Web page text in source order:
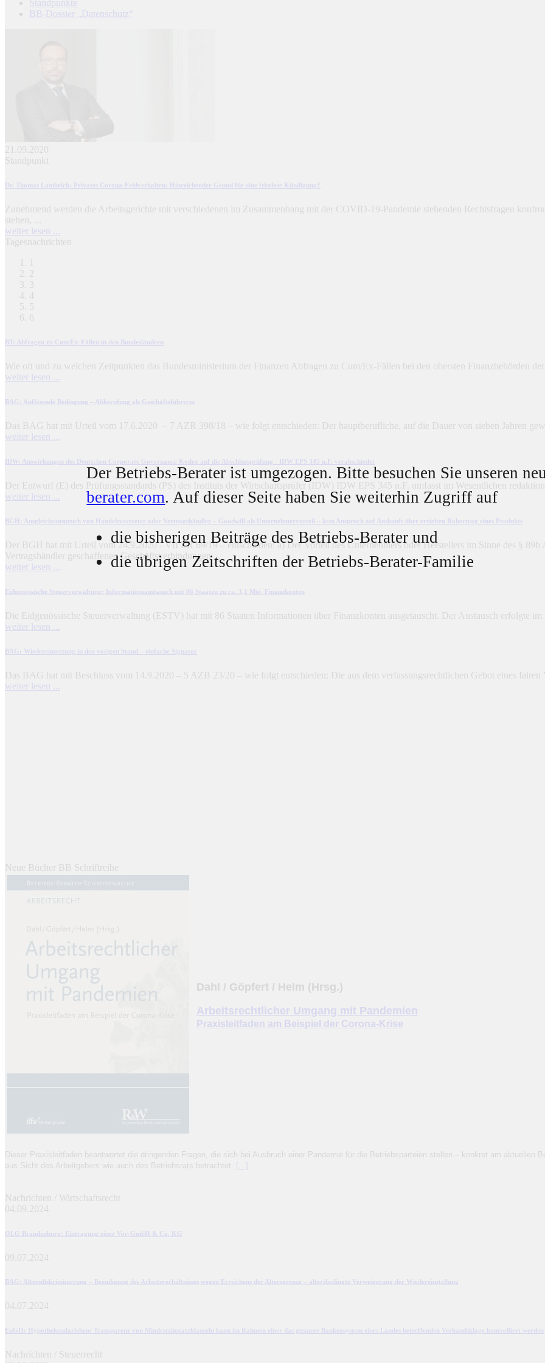
Der Betriebs-Berater ist umgezogen. Bitte besuchen Sie unseren
berater.com. Auf dieser Seite haben Sie weiterhin Zugriff auf
die bisherigen Beiträge des Betriebs-Berater und
die übrigen Zeitschriften der Betriebs-Berater-Familie
Standpunkte
BB-Dossier „Datenschutz“
21.09.2020
Standpunkt
Dr. Thomas Lambrich : Privates Corona-Fehlverhalten: Hinreichender Grund für eine fristlose Kündigung?
Zunehmend werden die Arbeitsgerichte mit verschiedenen im Zusammenhang mit der COVID-19-Pandemie stehenden Rechtsfragen
stehen, ...
weiter lesen ...
Tagesnachrichten
1
2
3
4
5
6
BT : Abfragen zu Cum/Ex-Fällen in den Bundesländern
Wie oft und zu welchen Zeitpunkten das Bundesministerium der Finanzen Abfragen zu Cum/Ex-Fällen bei den obersten Finanzbehörden der
weiter lesen ...
BAG : Auflösende Bedingung – Abberufung als Geschäftsführerin
Das BAG hat mit Urteil vom 17.6.2020 – 7 AZR 398/18 – wie folgt entschieden: Der hauptberufliche, auf die Dauer von sieben Jahren
weiter lesen ...
IDW : Auswirkungen des Deutschen Corporate Governance Kodex auf die Abschlussprüfung - IDW EPS 345 n.F. verabschiedet
Der Entwurf (E) des Prüfungsstandards (PS) des Instituts der Wirtschaftsprüfer (IDW) IDW EPS 345 n.F. umfasst im Wesentlichen
weiter lesen ...
BGH : Ausgleichsanspruch von Handelsvertreter oder Vertragshändler – Goodwill als Unternehmervorteil – kein Anspruch auf Auskunft über erzielten Rohertrag eines Produkts
Der BGH hat mit Urteil vom 24.9.2020 - VII ZR 69/19 – entschieden: a) Der Vorteil des Unternehmers oder Herstellers im Sinne des § 89b
Vertragshändler geschaffenen Geschäftsverbindungen ...
weiter lesen ...
Eidgenössische Steuerverwaltung : Informationsaustausch mit 86 Staaten zu ca. 3,1 Mio. Finanzkonten
Die Eidgenössische Steuerverwaltung (ESTV) hat mit 86 Staaten Informationen über Finanzkonten ausgetauscht. Der Austausch erfolgte im
weiter lesen ...
BAG : Wiedereinsetzung in den vorigen Stand – einfache Signatur
Das BAG hat mit Beschluss vom 14.9.2020 – 5 AZB 23/20 – wie folgt entschieden: Die aus dem verfassungsrechtlichen Gebot eines fairen
weiter lesen ...
Neue Bücher BB Schriftreihe
Dahl / Göpfert / Helm (Hrsg.)
Arbeitsrechtlicher Umgang mit Pandemien
Praxisleitfaden am Beispiel der Corona-Krise
Dieser Praxisleitfaden beantwortet die dringenden Fragen, die sich bei Ausbruch einer Pandemie für die Betriebsparteien stellen – konkret am aktuellen
aus Sicht des Arbeitgebers wie auch des Betriebsrats betrachtet. [...]
Nachrichten / Wirtschaftsrecht
04.09.2024
OLG Brandenburg : Eintragung einer Vor-GmbH & Co. KG
09.07.2024
BAG : Altersdiskriminierung – Beendigung des Arbeitsverhältnisses wegen Erreichens der Altersgrenze – altersbedingte Verweigerung der Wiedereinstellung
04.07.2024
EuGH : Hypothekendarlehen: Transparenz von Mindestzinssatzklauseln kann im Rahmen einer das gesamte Bankensystem eines Landes betreffenden Verbandsklage kontrolliert werden
Nachrichten / Steuerrecht